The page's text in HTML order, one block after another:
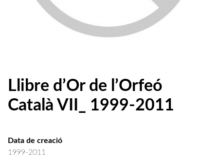
Llibre d’Or de l’Orfeó
Català VII_ 1999-2011
Data de creació
1999-2011